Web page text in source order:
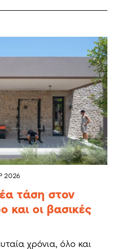
2026
τάση στον
και οι βασικές
χρόνια, όλο και